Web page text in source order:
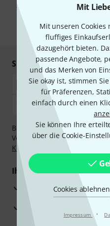
Mit
Mit unseren
fluffiges
dazugehört bieten.
passende Angebote,
und das Merken von
Sie okay ist, stimmen
für Präferenzen,
einfach durch einen
Sie können Ihre
über die Cookie-
Cookies ablehnen
Impressum ·
Abmeldung ist jederzeit möglich.
*
Sicher einkaufen &
Bezahlen Sie vertraulich
Vorkasse, PayPal, Amazon
Klarna Ratenzahlung
Ihre Vorteile
3 Jahre Thomann Garantie
30 Tage Money-Back-